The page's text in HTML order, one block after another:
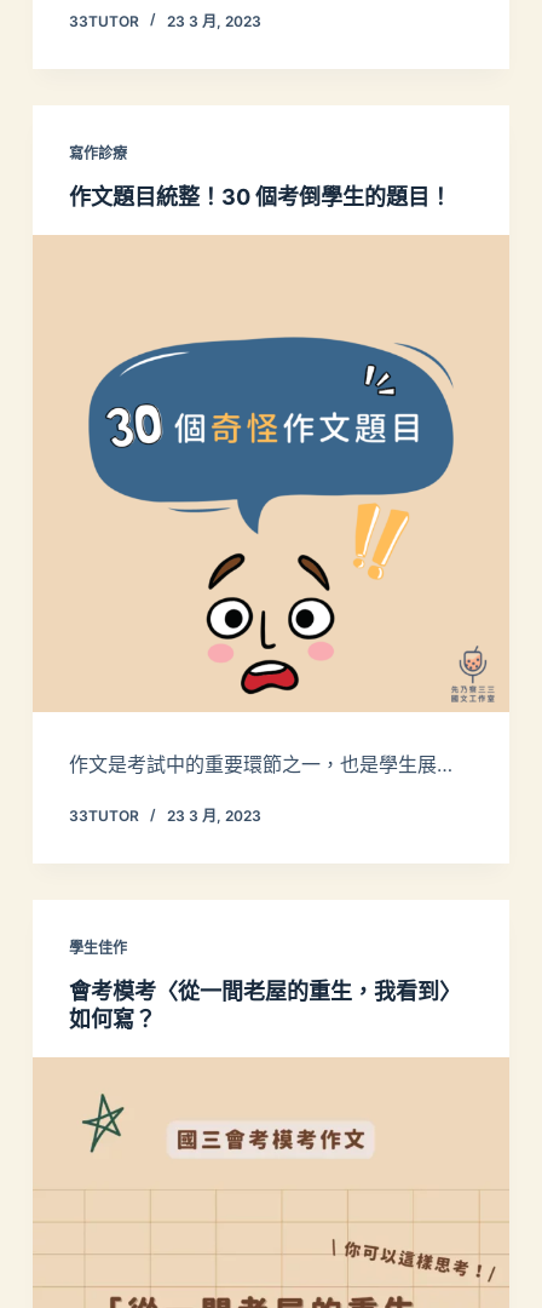
33TUTOR 23 3 月, 2023
寫作診療
作文題目統整！30 個考倒學生的題目！
作文是考試中的重要環節之一，也是學生展…
33TUTOR 23 3 月, 2023
學生佳作
會考模考〈從一間老屋的重生，我看到〉
如何寫？